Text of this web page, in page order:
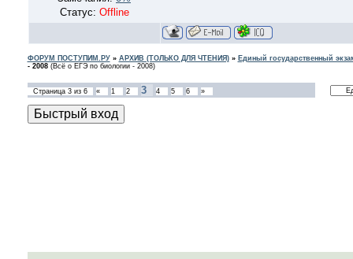
Статус: Offline
ФОРУМ ПОСТУПИМ.РУ» АРХИВ (ТОЛЬКО ДЛЯ ЧТЕНИЯ)» Единый государственный
- 2008 (Всё о ЕГЭ по биологии - 2008)
Страница 3из 6 « 1 2 3 4 5 6 »